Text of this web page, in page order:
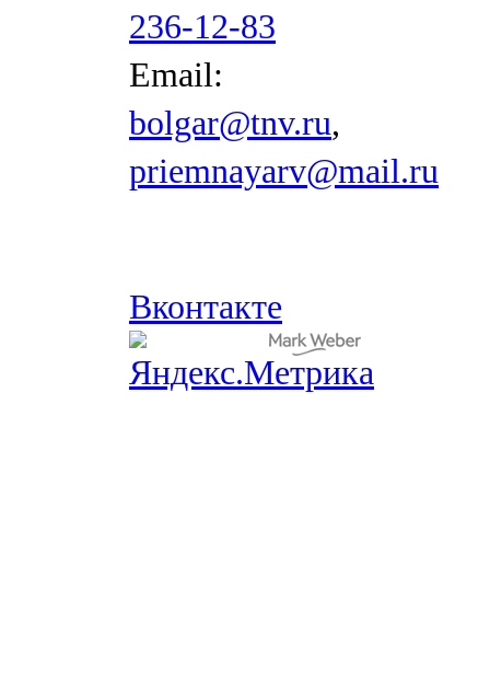
236-12-83
Email:
bolgar@tnv.ru,
priemnayarv@mail.ru
Вконтакте